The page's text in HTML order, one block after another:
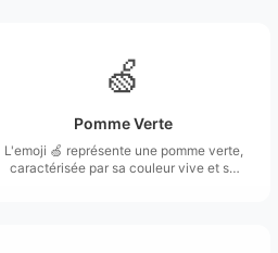
🍏
Pomme Verte
L'emoji 🍏 représente une pomme verte,
caractérisée par sa couleur vive et sa